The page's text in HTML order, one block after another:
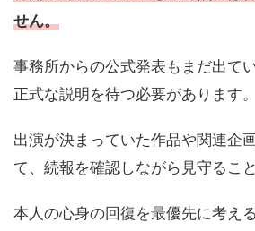
せん。
事務所からの公式発表もまだ出て
正式な説明を待つ必要があります。
出演が決まっていた作品や関連企
て、続報を確認しながら見守るこ
本人の心身の回復を最優先に考え